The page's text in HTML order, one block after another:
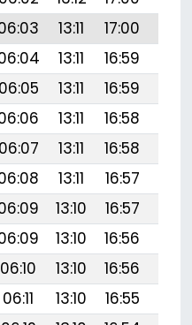
13:11 17:00
13:11 16:59
06:05 13:11 16:59
13:11 16:58
06:07 13:11 16:58
13:11 16:57
13:10 16:57
13:10 16:56
06:10 13:10 16:56
06:11 13:10 16:55